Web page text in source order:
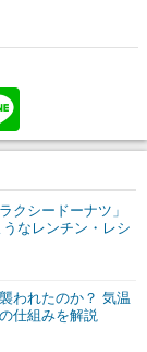
クシードーナツ」
なレンチン・レシ
われたのか？ 気温
仕組みを解説